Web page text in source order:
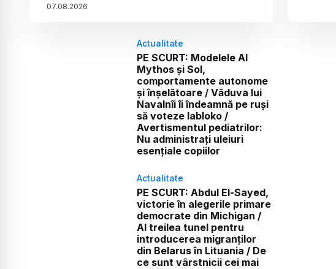
07.08.2026
Actualitate
PE SCURT: Modelele AI
Mythos și Sol,
comportamente autonome
și înșelătoare / Văduva lui
Navalnîi îi îndeamnă pe ruși
să voteze Iabloko /
Avertismentul pediatrilor:
Nu administrați uleiuri
esențiale copiilor
Actualitate
PE SCURT: Abdul El-Sayed,
victorie în alegerile primare
democrate din Michigan /
Al treilea tunel pentru
introducerea migranților
din Belarus în Lituania / De
ce sunt vârstnicii cei mai